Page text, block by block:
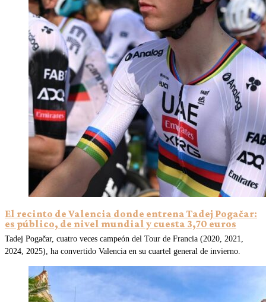
El recinto de Valencia donde entrena Tadej Pogačar:
es público, de nivel mundial y cuesta 3,70 euros
Tadej Pogačar, cuatro veces campeón del Tour de Francia (2020, 2021,
2024, 2025), ha convertido Valencia en su cuartel general de invierno.